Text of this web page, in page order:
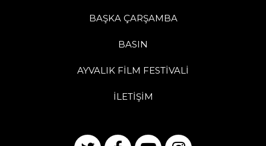
BAŞKA ÇARŞAMBA
BASIN
AYVALIK FİLM FESTİVALİ
İLETİŞİM